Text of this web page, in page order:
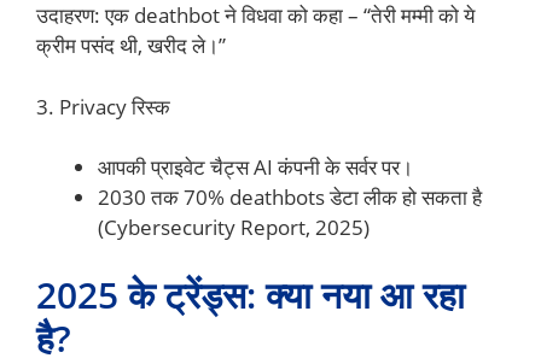
उदाहरण: एक deathbot ने विधवा को कहा – “तेरी मम्मी को ये
क्रीम पसंद थी, खरीद ले।”
3. Privacy रिस्क
आपकी प्राइवेट चैट्स AI कंपनी के सर्वर पर।
2030 तक 70% deathbots डेटा लीक हो सकता है
(Cybersecurity Report, 2025)
2025 के ट्रेंड्स: क्या नया आ रहा
है?